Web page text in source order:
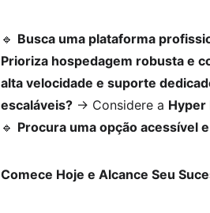
🔹 Busca uma plataforma
Prioriza hospedagem robusta e
alta velocidade e suporte
escaláveis? → Considere a Hyper
🔹 Procura uma opção acessível
Comece Hoje e Alcance Seu